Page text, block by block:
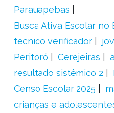
Parauapebas
Busca Ativa Escolar no
técnico verificador
Peritoró
Cerejeiras
resultado sistêmico 2
Censo Escolar 2025
crianças e